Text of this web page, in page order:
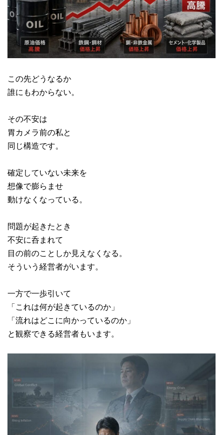
この先どうなるか
誰にもわからない。
その不安は
胃カメラ前の私と
同じ構造です。
確定していない未来を
想像で膨らませ
動けなくなっている。
問題が起きたとき
不安に呑まれて
目の前のことしか見えなくなる。
そういう経営者がいます。
一方で一歩引いて
「これは何が起きているのか」
「流れはどこに向かっているのか」
と観察できる経営者もいます。